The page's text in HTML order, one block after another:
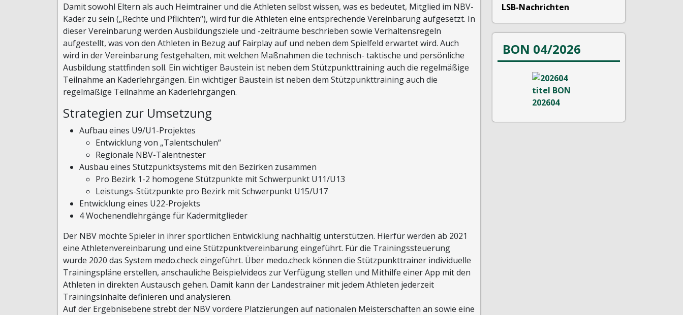
Damit sowohl Eltern als auch Heimtrainer und die Athleten selbst wissen, was es bedeutet, Mitglied im NBV-
Kader zu sein („Rechte und Pflichten“), wird für die Athleten eine entsprechende Vereinbarung aufgesetzt. In
dieser Vereinbarung werden Ausbildungsziele und -zeiträume beschrieben sowie Verhaltensregeln
aufgestellt, was von den Athleten in Bezug auf Fairplay auf und neben dem Spielfeld erwartet wird. Auch
wird in der Vereinbarung festgehalten, mit welchen Maßnahmen die technisch- taktische und persönliche
Ausbildung stattfinden soll. Ein wichtiger Baustein ist neben dem Stützpunkttraining auch die regelmäßige
Teilnahme an Kaderlehrgängen. Ein wichtiger Baustein ist neben dem Stützpunkttraining auch die
regelmäßige Teilnahme an Kaderlehrgängen.
Strategien zur Umsetzung
Aufbau eines U9/U1-Projektes
Entwicklung von „Talentschulen“
Regionale NBV-Talentnester
Ausbau eines Stützpunktsystems mit den Bezirken zusammen
Pro Bezirk 1-2 homogene Stützpunkte mit Schwerpunkt U11/U13
Leistungs-Stützpunkte pro Bezirk mit Schwerpunkt U15/U17
Entwicklung eines U22-Projekts
4 Wochenendlehrgänge für Kadermitglieder
Der NBV möchte Spieler in ihrer sportlichen Entwicklung nachhaltig unterstützen. Hierfür werden ab 2021
eine Athletenvereinbarung und eine Stützpunktvereinbarung eingeführt. Für die Trainingssteuerung
wurde 2020 das System medo.check eingeführt. Über medo.check können die Stützpunkttrainer individuelle
Trainingspläne erstellen, anschauliche Beispielvideos zur Verfügung stellen und Mithilfe einer App mit den
Athleten in direkten Austausch gehen. Damit kann der Landestrainer mit jedem Athleten jederzeit
Trainingsinhalte definieren und analysieren.
Auf der Ergebnisebene strebt der NBV vordere Platzierungen auf nationalen Meisterschaften an sowie eine
LSB-Nachrichten
BON 04/2026